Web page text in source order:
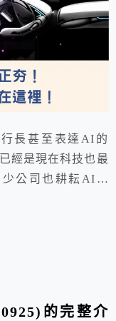
長甚至表達AI的
經是現在科技也最
公司也耕耘AI已
表來知道怎麼投資
的完整介